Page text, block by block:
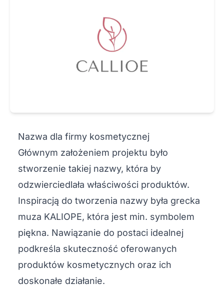
Nazwa dla firmy kosmetycznej
Głównym założeniem projektu było
stworzenie takiej nazwy, która by
odzwierciedlała właściwości produktów.
Inspiracją do tworzenia nazwy była grecka
muza KALIOPE, która jest min. symbolem
piękna. Nawiązanie do postaci idealnej
podkreśla skuteczność oferowanych
produktów kosmetycznych oraz ich
doskonałe działanie.